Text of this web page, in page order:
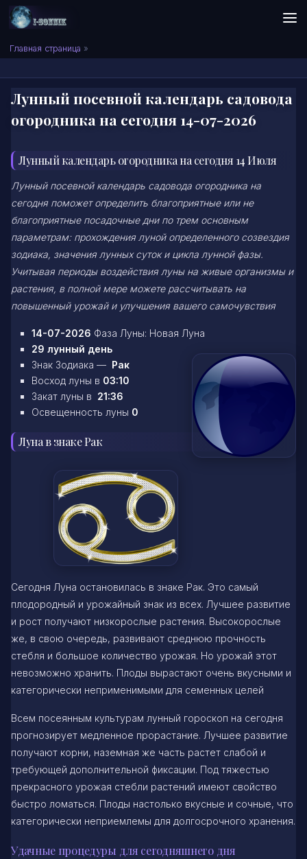
Skip to content
Сонник I-SONNIK.COM
Главная страница »
Лунный посевной календарь садовода
огородника на сегодня 14-07-2026
Лунный календарь огородника на сегодня 14 Июля
Лунный посевной календарь садовода огородника на
сегодня поможет определить благоприятные или не
благоприятные посадочные дни по трем основным
параметрам: прохождения луной определенного созвездия
зодиака, значения лунных суток и цикла лунной фазы.
Учитывая периоды воздействия луны на живые организмы и
растения, в полной мере можете рассчитывать на
повышенный урожай и улучшения вашего самочувствия
14-07-2026 Фаза Луны: Новая Луна
29 лунный день
Знак Зодиака — Рак
Восход луны в 03:10
Закат луны в 21:36
Освещенность луны 0
Луна в знаке Рак
Сегодня Луна остановилась в знаке Рак. Это самый
плодородный и урожайный знак из всех. Лучшее развитие
и рост получают низкорослые растения. Высокорослые
же, в свою очередь, развивают среднюю прочность
стебля и большое количество урожая. Но урожай этот
невозможно хранить. Плоды вырастают очень вкусными и
категорически неприменимыми для семенных целей
Всем посеянным культурам лунный гороскоп на сегодня
прогнозирует медленное прорастание. Лучшее развитие
получают корни, наземная же часть растет слабой и
требующей дополнительной фиксации. Под тяжестью
прекрасного урожая стебли растений имеют свойство
быстро ломаться. Плоды настолько вкусные и сочные, что
категорически неприемлемы для долгосрочного хранения.
Удачные процедуры для сегодняшнего дня